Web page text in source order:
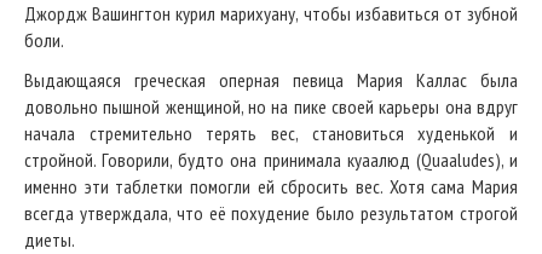
Джордж Вашингтон курил марихуану, чтобы избавиться от зубной
боли.
Выдающаяся греческая оперная певица Мария Каллас была
довольно пышной женщиной, но на пике своей карьеры она вдруг
начала стремительно терять вес, становиться худенькой и
стройной. Говорили, будто она принимала куаалюд (Quaaludes), и
именно эти таблетки помогли ей сбросить вес. Хотя сама Мария
всегда утверждала, что её похудение было результатом строгой
диеты.